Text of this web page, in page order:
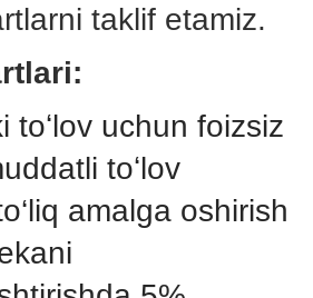
taklif etamiz.
toʻlov uchun foizsiz
toʻlov
amalga oshirish